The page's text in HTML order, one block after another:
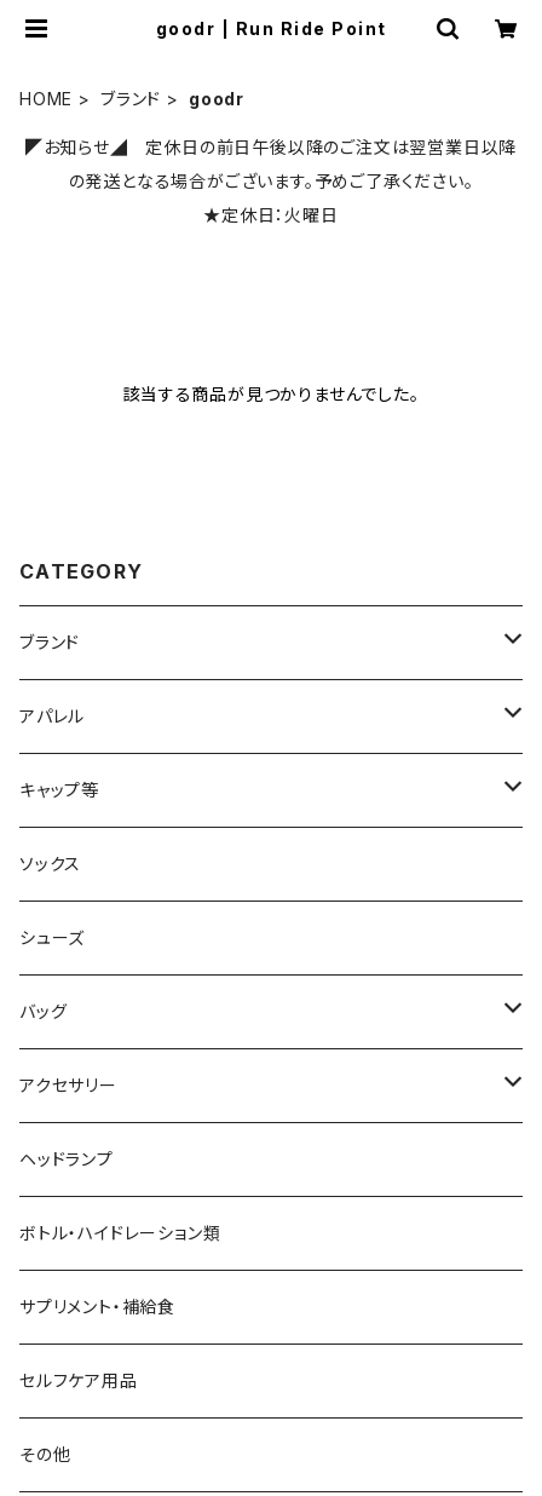
goodr | Run Ride Point
HOME ブランド goodr
◤お知らせ◢ 定休日の前日午後以降のご注文は翌営業日以降
の発送となる場合がございます。予めご了承ください。
★定休日：火曜日
該当する商品が見つかりませんでした。
CATEGORY
ブランド
2XU
acu Products
AILEY
AKIV
ALTRA
aroma vera
AZUMA BAG
BANANA GO
Beruf Baggage
Body Glide
BONE
アパレル
トップス
ボトムス
キャップ等
キャップ・ハット
ヘッドバンド
ソックス
シューズ
バッグ
バックパック
ショルダーバッグ
トートバッグ
2WAYバッグ/3WAYバッグ
その他バッグ
アクセサリー
サングラス
てぬぐい
財布
アームカバー
ネックゲイター
ヘッドランプ
ボトル・ハイドレーション類
サプリメント・補給食
セルフケア用品
その他